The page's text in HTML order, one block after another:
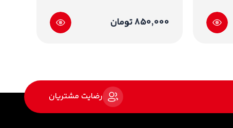
850,000 تومان
رضایت مشتریان